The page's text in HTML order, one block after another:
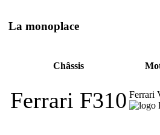
La monoplace
Châssis
Ferrari F310 Ferrari